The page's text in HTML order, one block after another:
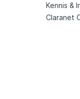
Kennis &
Claranet